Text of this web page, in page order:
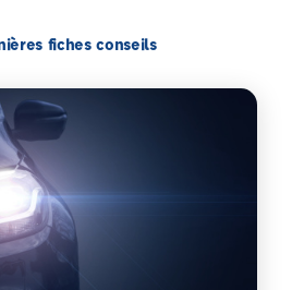
fiches conseils